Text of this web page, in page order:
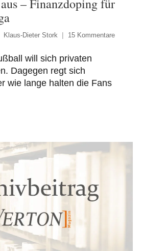
– Finanzdoping für
Klaus-Dieter Stork 15 Kommentare
will sich privaten
Dagegen regt sich
wie lange halten die Fans